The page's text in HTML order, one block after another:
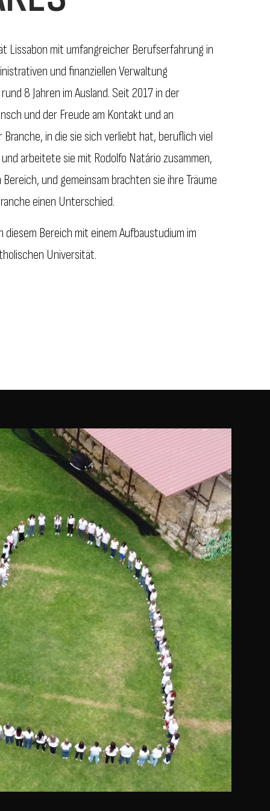
Lissabon mit umfangreicher Berufserfahrung in
und finanziellen Verwaltung
8 Jahren im Ausland. Seit 2017 in der
und der Freude am Kontakt und an
in die sie sich verliebt hat, beruflich viel
arbeitete sie mit Rodolfo Natário zusammen,
und gemeinsam brachten sie ihre Träume
einen Unterschied.
Bereich mit einem Aufbaustudium im
Universität.